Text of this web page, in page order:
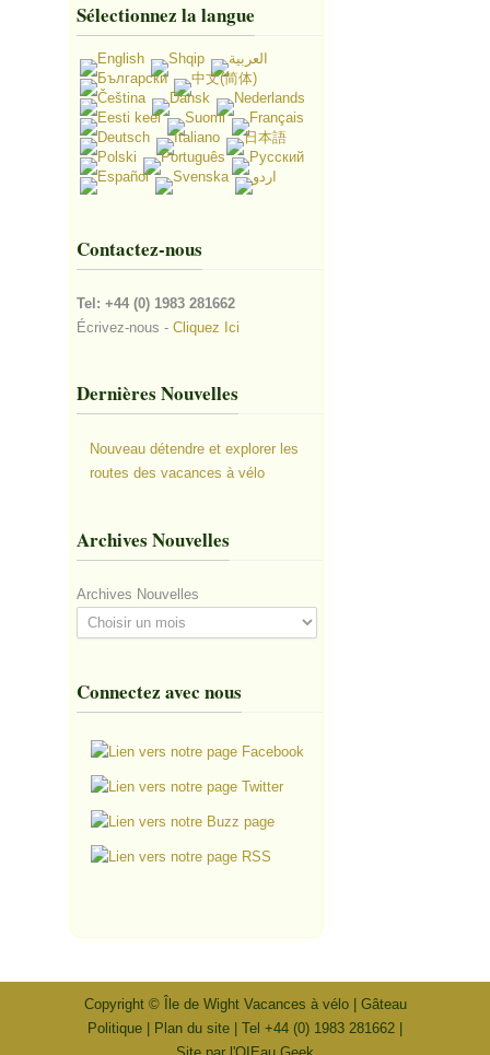
Sélectionnez la langue
Contactez-nous
Tel: +44 (0) 1983 281662
Écrivez-nous - Cliquez Ici
Dernières Nouvelles
Nouveau détendre et explorer les
routes des vacances à vélo
Archives Nouvelles
Archives Nouvelles
Connectez avec nous
Copyright © Île de Wight Vacances à vélo| Gâteau
Politique
Plan du site | Tel +44 (0) 1983 281662 |